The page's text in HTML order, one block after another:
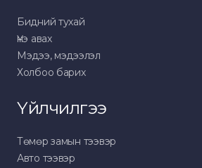
Бидний тухай
Үнэ авах
Мэдээ, мэдээлэл
Холбоо барих
Үйлчилгээ
Төмөр замын тээвэр
Авто тээвэр